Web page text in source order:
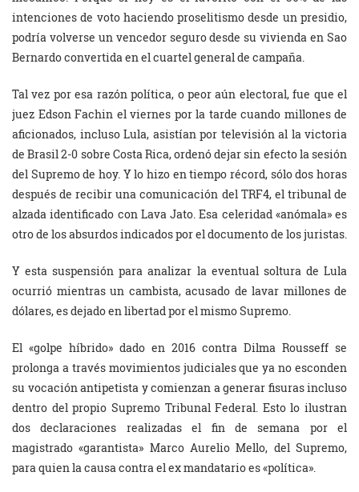
intenciones de voto haciendo proselitismo desde un presidio,
podría volverse un vencedor seguro desde su vivienda en Sao
Bernardo convertida en el cuartel general de campaña.
Tal vez por esa razón política, o peor aún electoral, fue que el
juez Edson Fachin el viernes por la tarde cuando millones de
aficionados, incluso Lula, asistían por televisión al la victoria
de Brasil 2-0 sobre Costa Rica, ordenó dejar sin efecto la sesión
del Supremo de hoy. Y lo hizo en tiempo récord, sólo dos horas
después de recibir una comunicación del TRF4, el tribunal de
alzada identificado con Lava Jato. Esa celeridad «anómala» es
otro de los absurdos indicados por el documento de los juristas.
Y esta suspensión para analizar la eventual soltura de Lula
ocurrió mientras un cambista, acusado de lavar millones de
dólares, es dejado en libertad por el mismo Supremo.
El «golpe híbrido» dado en 2016 contra Dilma Rousseff se
prolonga a través movimientos judiciales que ya no esconden
su vocación antipetista y comienzan a generar fisuras incluso
dentro del propio Supremo Tribunal Federal. Esto lo ilustran
dos declaraciones realizadas el fin de semana por el
magistrado «garantista» Marco Aurelio Mello, del Supremo,
para quien la causa contra el ex mandatario es «política».